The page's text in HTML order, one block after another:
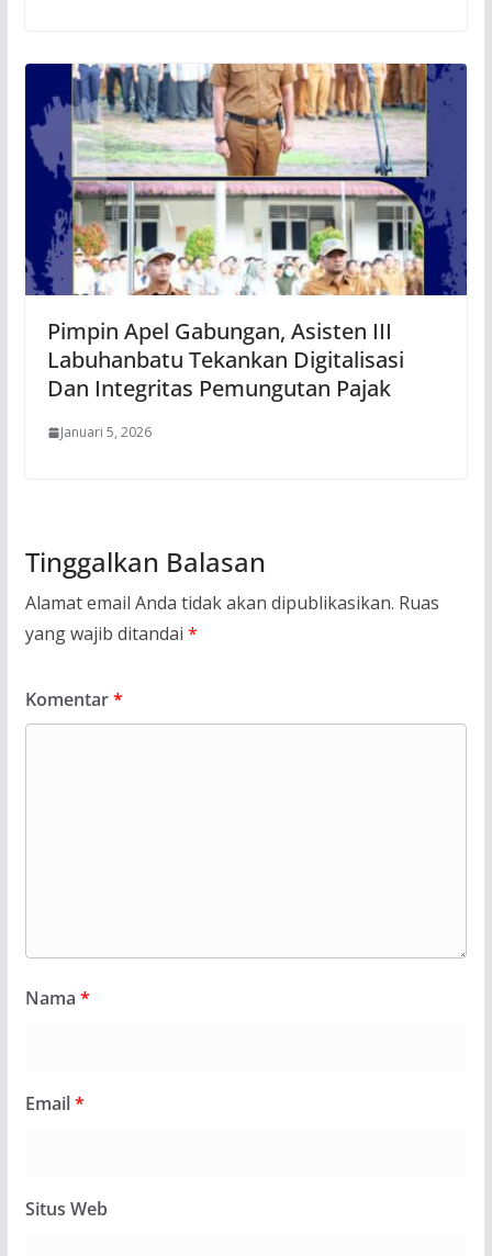
Pimpin Apel Gabungan, Asisten III
Labuhanbatu Tekankan Digitalisasi
Dan Integritas Pemungutan Pajak
Januari 5, 2026
Tinggalkan Balasan
Alamat email Anda tidak akan dipublikasikan. Ruas
yang wajib ditandai *
Komentar*
Nama *
Email*
Situs Web